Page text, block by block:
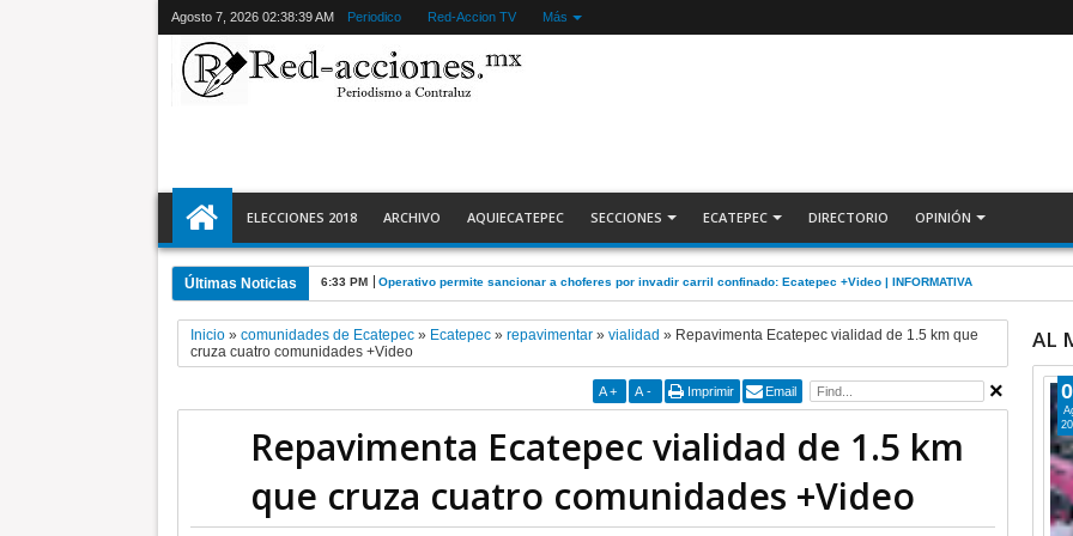
Agosto 7, 2026 02:38:41 AM Periodico Red-Accion TV Más
ELECCIONES 2018 ARCHIVO AQUIECATEPEC SECCIONES ECATEPEC DIRECTORIO OPINIÓN
Últimas Noticias 12:53 PM Rescata a un canino atrapado en el canal la policía de Ecatepec INFORMATIVA
Inicio» comunidades de Ecatepec» Ecatepec» repavimentar» vialidad » Repavimenta Ecatepec vialidad de 1.5 km que
cruza cuatro comunidades +Video
A + A - Imprimir Email
Repavimenta Ecatepec vialidad de 1.5 km
que cruza cuatro comunidades +Video
AL